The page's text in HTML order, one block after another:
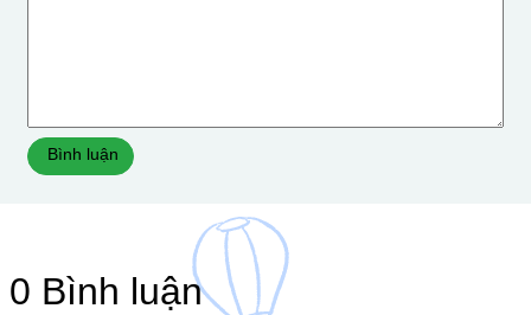
Bình luận
0 Bình luận